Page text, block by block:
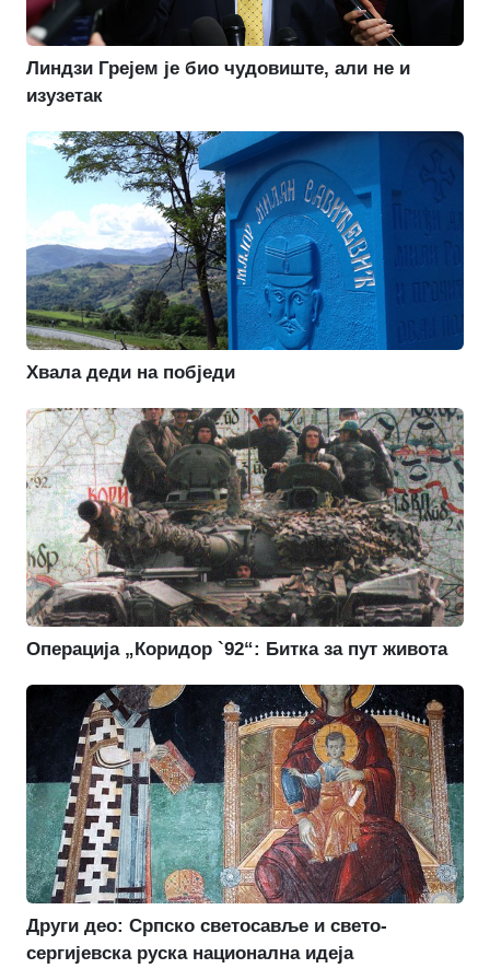
Линдзи Грејем је био чудовиште, али не и
изузетак
Хвала деди на побједи
Операција „Коридор `92“: Битка за пут живота
Други део: Српско светосавље и свето-
сергијевска руска национална идеја